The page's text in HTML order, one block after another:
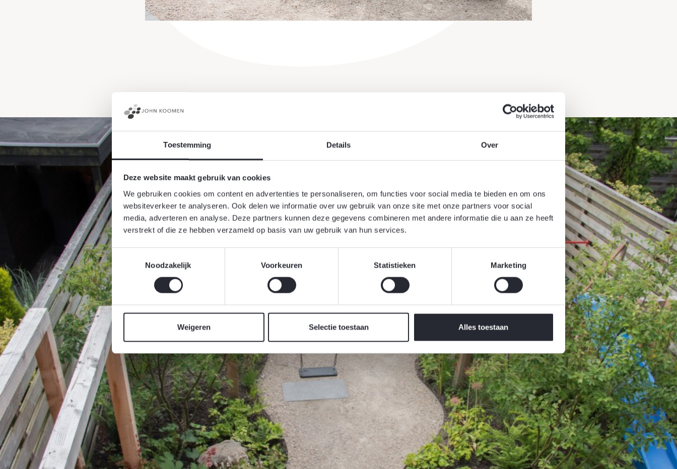
Toestemming Details Over
Deze website maakt gebruik van cookies
We gebruiken cookies om content en advertenties te personaliseren, om functies voor social media te bieden en om ons
websiteverkeer te analyseren. Ook delen we informatie over uw gebruik van onze site met onze partners voor social
media, adverteren en analyse. Deze partners kunnen deze gegevens combineren met andere informatie die u aan ze heeft
verstrekt of die ze hebben verzameld op basis van uw gebruik van hun services.
Toestemmingsselectie
Noodzakelijk
Voorkeuren Statistieken Marketing
Weigeren Selectie toestaan Alles toestaan